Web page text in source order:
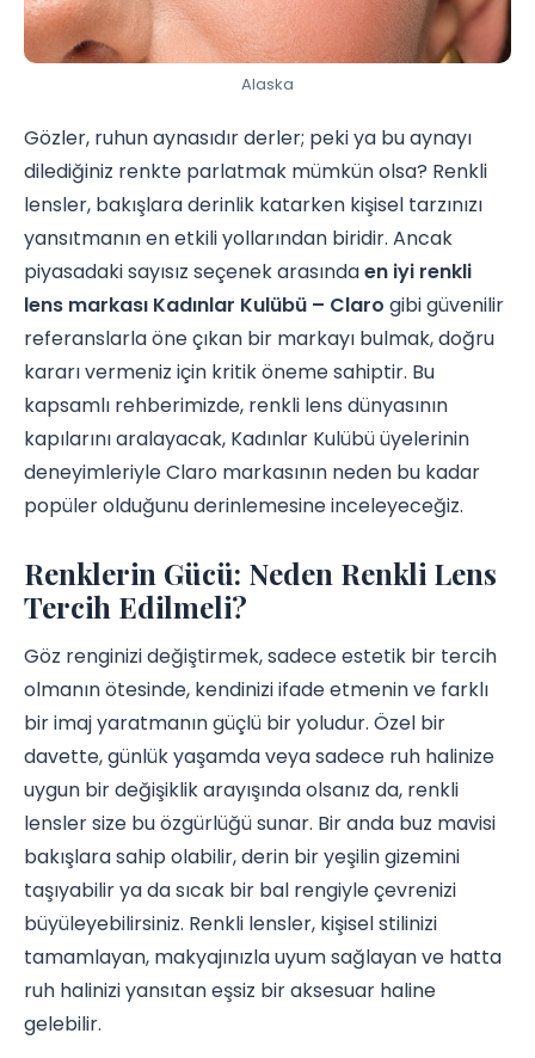
Alaska
Gözler, ruhun aynasıdır derler; peki ya bu aynayı
dilediğiniz renkte parlatmak mümkün olsa? Renkli
lensler, bakışlara derinlik katarken kişisel tarzınızı
yansıtmanın en etkili yollarından biridir. Ancak
piyasadaki sayısız seçenek arasındaen iyi renkli
lens markası Kadınlar Kulübü – Claro gibi güvenilir
referanslarla öne çıkan bir markayı bulmak, doğru
kararı vermeniz için kritik öneme sahiptir. Bu
kapsamlı rehberimizde, renkli lens dünyasının
kapılarını aralayacak, Kadınlar Kulübü üyelerinin
deneyimleriyle Claro markasının neden bu kadar
popüler olduğunu derinlemesine inceleyeceğiz.
Renklerin Gücü: Neden Renkli Lens
Tercih Edilmeli?
Göz renginizi değiştirmek, sadece estetik bir tercih
olmanın ötesinde, kendinizi ifade etmenin ve farklı
bir imaj yaratmanın güçlü bir yoludur. Özel bir
davette, günlük yaşamda veya sadece ruh halinize
uygun bir değişiklik arayışında olsanız da, renkli
lensler size bu özgürlüğü sunar. Bir anda buz mavisi
bakışlara sahip olabilir, derin bir yeşilin gizemini
taşıyabilir ya da sıcak bir bal rengiyle çevrenizi
büyüleyebilirsiniz. Renkli lensler, kişisel stilinizi
tamamlayan, makyajınızla uyum sağlayan ve hatta
ruh halinizi yansıtan eşsiz bir aksesuar haline
gelebilir.